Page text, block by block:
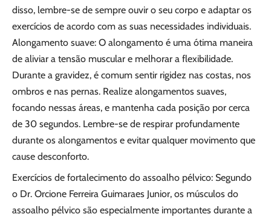
disso, lembre-se de sempre ouvir o seu corpo e adaptar os
exercícios de acordo com as suas necessidades individuais.
Alongamento suave: O alongamento é uma ótima maneira
de aliviar a tensão muscular e melhorar a flexibilidade.
Durante a gravidez, é comum sentir rigidez nas costas, nos
ombros e nas pernas. Realize alongamentos suaves,
focando nessas áreas, e mantenha cada posição por cerca
de 30 segundos. Lembre-se de respirar profundamente
durante os alongamentos e evitar qualquer movimento que
cause desconforto.
Exercícios de fortalecimento do assoalho pélvico: Segundo
o Dr. Orcione Ferreira Guimaraes Junior, os músculos do
assoalho pélvico são especialmente importantes durante a